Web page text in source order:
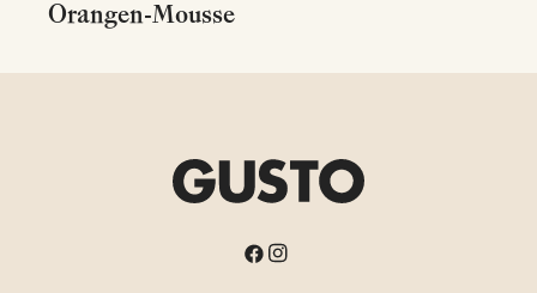
Orangen-Mousse